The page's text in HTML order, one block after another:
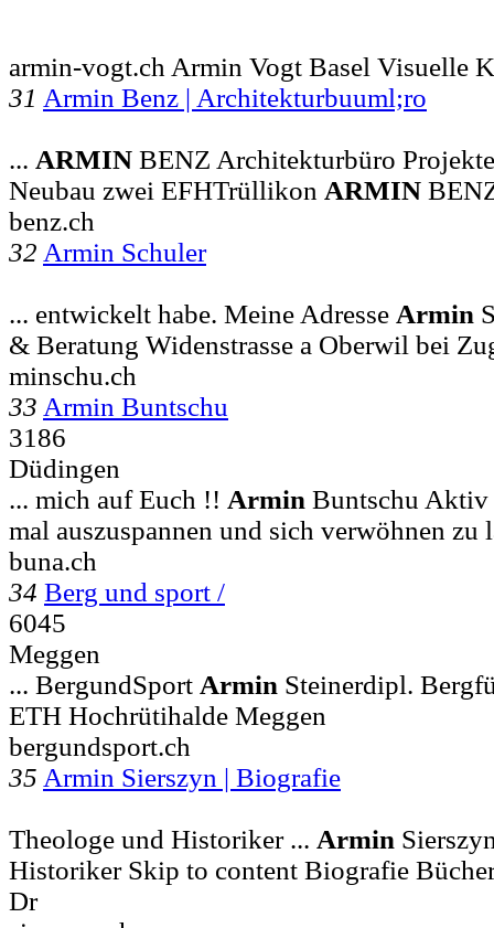
armin-vogt.ch Armin Vogt Basel Visuelle
31 Armin Benz | Architekturbuuml;ro
... ARMIN BENZ Architekturbüro
Neubau zwei EFHTrüllikon ARMIN
benz.ch
32 Armin Schuler
... entwickelt habe. Meine Adresse Armin
& Beratung Widenstrasse a Oberwil bei
minschu.ch
33 Armin Buntschu
3186
Düdingen
... mich auf Euch !! Armin Buntschu Aktiv
mal auszuspannen und sich verwöhnen zu
buna.ch
34 Berg und sport /
6045
Meggen
... BergundSport Armin Steinerdipl.
ETH Hochrütihalde Meggen
bergundsport.ch
35 Armin Sierszyn | Biografie
Theologe und Historiker ... Armin
Historiker Skip to content Biografie
Dr